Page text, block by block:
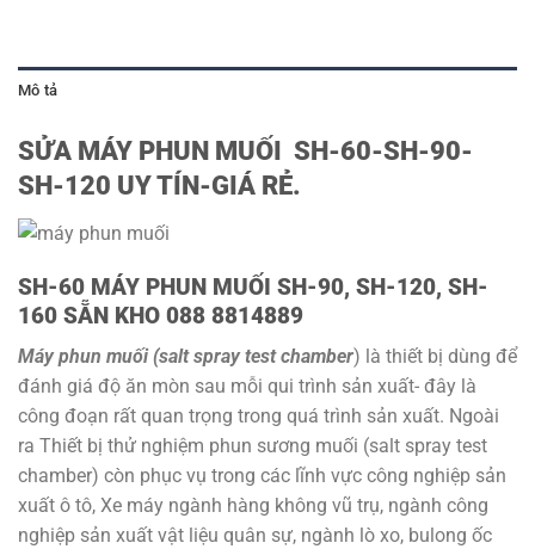
Mô tả
SỬA MÁY PHUN MUỐI SH-60-SH-90-
SH-120 UY TÍN-GIÁ RẺ.
SH-60 MÁY PHUN MUỐI SH-90, SH-120, SH-
160 SẴN KHO 088 8814889
Máy phun muối (salt spray test chamber) là thiết bị dùng để
đánh giá độ ăn mòn sau mỗi qui trình sản xuất- đây là
công đoạn rất quan trọng trong quá trình sản xuất. Ngoài
ra Thiết bị thử nghiệm phun sương muối (salt spray test
chamber) còn phục vụ trong các lĩnh vực công nghiệp sản
xuất ô tô, Xe máy ngành hàng không vũ trụ, ngành công
nghiệp sản xuất vật liệu quân sự, ngành lò xo, bulong ốc